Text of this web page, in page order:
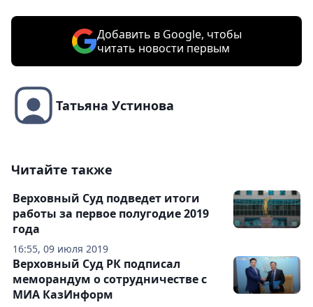
Добавить в Google, чтобы
читать новости первым
Татьяна Устинова
Читайте также
16:55, 09 июля 2019
Верховный Суд подведет итоги
работы за первое полугодие 2019
года
Верховный Суд РК подписал
меморандум о сотрудничестве с
МИА КазИнформ